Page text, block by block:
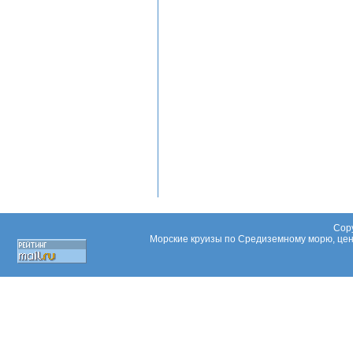
Морские круизы по Средиземному морю,